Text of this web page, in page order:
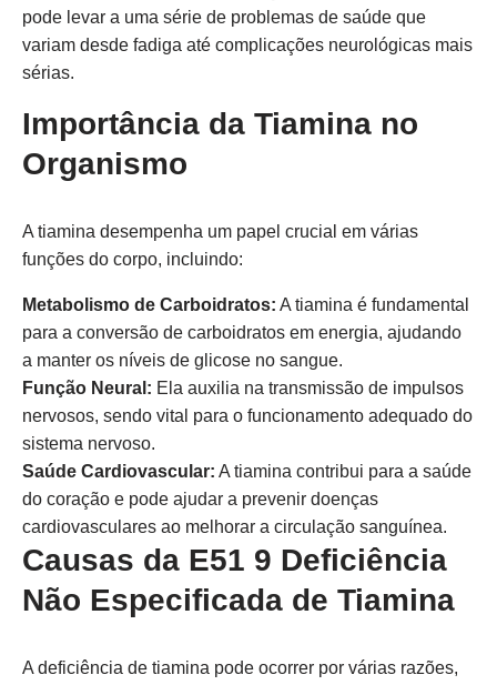
pode levar a uma série de problemas de saúde que
variam desde fadiga até complicações neurológicas mais
sérias.
Importância da Tiamina no
Organismo
A tiamina desempenha um papel crucial em várias
funções do corpo, incluindo:
Metabolismo de Carboidratos: A tiamina é fundamental
para a conversão de carboidratos em energia, ajudando
a manter os níveis de glicose no sangue.
Função Neural: Ela auxilia na transmissão de impulsos
nervosos, sendo vital para o funcionamento adequado do
sistema nervoso.
Saúde Cardiovascular: A tiamina contribui para a saúde
do coração e pode ajudar a prevenir doenças
cardiovasculares ao melhorar a circulação sanguínea.
Causas da E51 9 Deficiência
Não Especificada de Tiamina
A deficiência de tiamina pode ocorrer por várias razões,